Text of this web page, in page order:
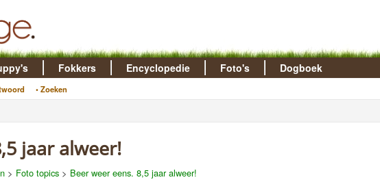
• Zoeken
Fokkers Encyclopedie Foto's Dogboek
jaar alweer!
> Foto topics > Beer weer eens. 8,5 jaar alweer!